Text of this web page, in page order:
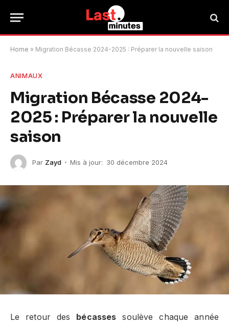
Home » Migration Bécasse 2024-2025 : Préparer la nouvelle saison
ANIMAUX
Migration Bécasse 2024-
2025 : Préparer la nouvelle
saison
Par Zayd Mis à jour: 30 décembre 2024
Le retour des bécasses soulève chaque année